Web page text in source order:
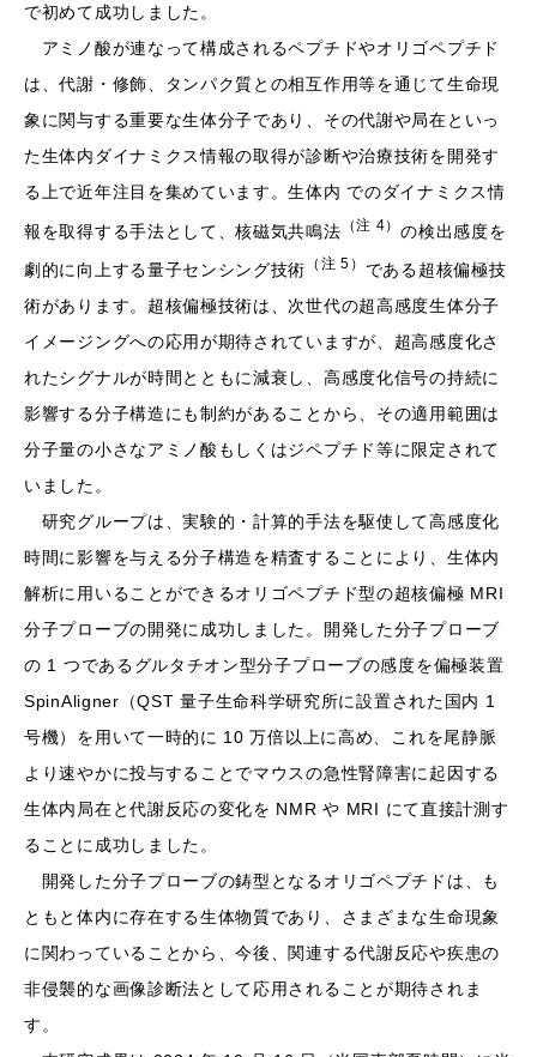
た。
アミノ酸が連なって構成されるペプチドやオリゴペプチドは、代
謝・修飾、タンパク質との相互作用等を通じて生命現象に関与す
る重要な生体分子であり、その代謝や局在といった生体内ダイナ
ミクス情報の取得が診断や治療技術を開発する上で近年注目を
集めています。生体内 でのダイナミクス情報を取得する手法とし
て、核磁気共鳴法（注 4） の検出感度を劇的に向上する量子センシ
ング技術（注 5）である超核偏極技術があります。超核偏極技術
は、次世代の超高感度生体分子イメージングへの応用が期待さ
れていますが、超高感度化されたシグナルが時間とともに減衰し、
高感度化信号の持続に影響する分子構造にも制約があることか
ら、その適用範囲は分子量の小さなアミノ酸もしくはジペプチド
等に限定されていました。
研究グループは、実験的・計算的手法を駆使して高感度化時間
に影響を与える分子構造を精査することにより、生体内解析に用
いることができるオリゴペプチド型の超核偏極 MRI 分子プローブ
の開発に成功しました。開発した分子プローブの 1 つであるグル
タチオン型分子プローブの感度を偏極装置 SpinAligner（QST
量子生命科学研究所に設置された国内 1 号機）を用いて一時的
に 10 万倍以上に高め、これを尾静脈より速やかに投与すること
でマウスの急性腎障害に起因する生体内局在と代謝反応の変化
を NMR や MRI にて直接計測することに成功しました。
開発した分子プローブの鋳型となるオリゴペプチドは、もともと
体内に存在する生体物質であり、さまざまな生命現象に関わって
いることから、今後、関連する代謝反応や疾患の非侵襲的な画像
診断法として応用されることが期待されます。
本研究成果は 2024 年 10 月 16 日（米国東部夏時間）に米国
科学振興協会（AAAS）が出版する科学誌「Science Advances」
のオンライン版に掲載されました。